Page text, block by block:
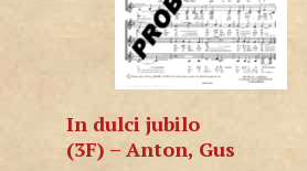
In dulci jubilo
(3F) – Anton, Gus